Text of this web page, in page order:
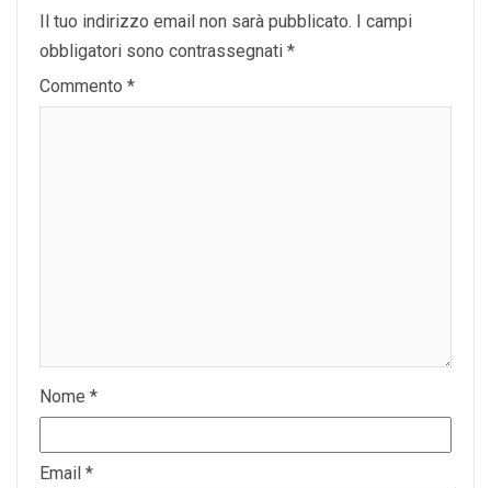
Il tuo indirizzo email non sarà pubblicato. I campi
obbligatori sono contrassegnati *
Commento *
Nome *
Email *